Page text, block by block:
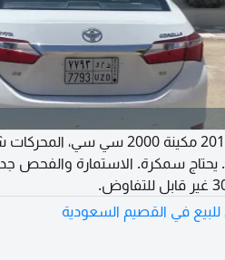
كورولا 2016 مكينة 2000 سي
كم. يحتاج سمكرة. الاستمارة والفحص
للبيع في القصيم السعودية